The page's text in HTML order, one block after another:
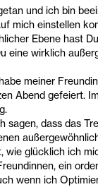
und ich bin
mich einstellen
Ebene hast
eine wirklich
meiner
Abend gefeiert.
sagen, dass das
wie glücklich ich
ein
wenn ich